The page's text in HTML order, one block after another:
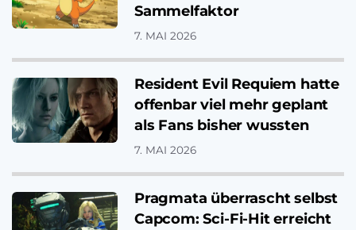
Sammelfaktor
7. MAI 2026
Resident Evil Requiem hatte
offenbar viel mehr geplant
als Fans bisher wussten
7. MAI 2026
Pragmata überrascht selbst
Capcom: Sci-Fi-Hit erreicht